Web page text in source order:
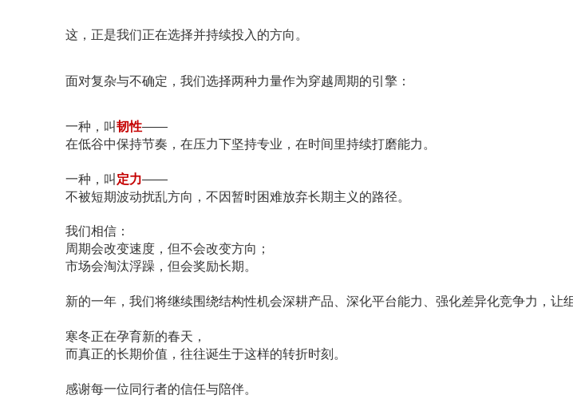
这，正是我们正在选择并持续投入的方向。
面对复杂与不确定，我们选择两种力量作为穿越周期的引擎：
一种，叫韧性——
在低谷中保持节奏，在压力下坚持专业，在时间里持续打磨能力。
一种，叫 定力——
不被短期波动扰乱方向，不因暂时困难放弃长期主义的路径。
我们相信：
周期会改变速度，但不会改变方向；
市场会淘汰浮躁，但会奖励长期。
新的一年，我们将继续围绕结构性机会深耕产品、深化平台能力、强化差异化竞争力，让
寒冬正在孕育新的春天，
而真正的长期价值，往往诞生于这样的转折时刻。
感谢每一位同行者的信任与陪伴。